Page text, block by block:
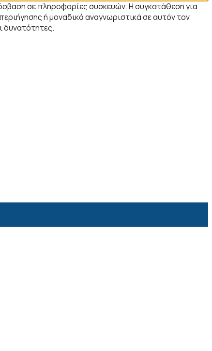
σε πληροφορίες συσκευών. Η συγκατάθεση για
ή μοναδικά αναγνωριστικά σε αυτόν τον
δυνατότητες.